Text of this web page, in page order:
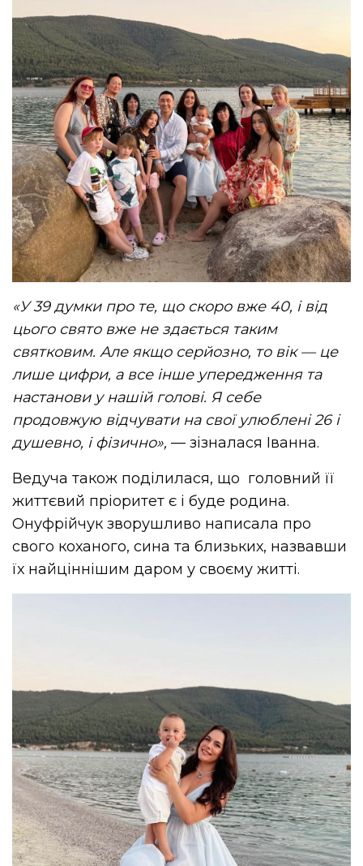
«У 39 думки про те, що скоро вже 40, і від
цього свято вже не здається таким
святковим. Але якщо серйозно, то вік — це
лише цифри, а все інше упередження та
настанови у нашій голові. Я себе
продовжую відчувати на свої улюблені 26 і
душевно, і фізично», — зізналася Іванна.
Ведуча також поділилася, що головний її
життєвий пріоритет є і буде родина.
Онуфрійчук зворушливо написала про
свого коханого, сина та близьких, назвавши
їх найціннішим даром у своєму житті.